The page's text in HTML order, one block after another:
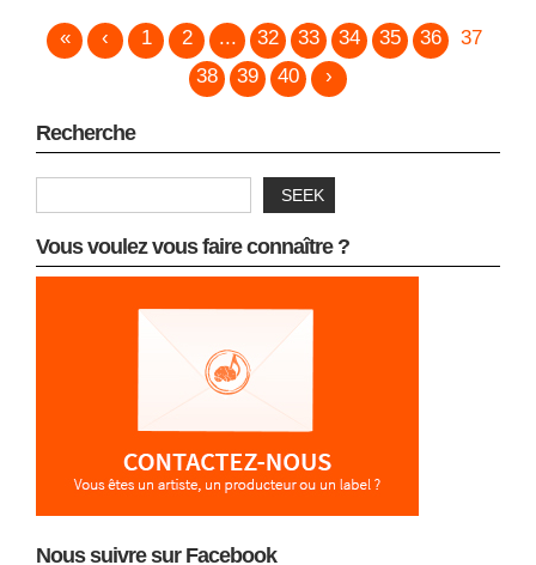
« ‹ 1 2 ... 32 33 34 35 36
37
38
39 40 ›
Recherche
SEEK
Vous voulez vous faire connaître ?
Nous suivre sur Facebook